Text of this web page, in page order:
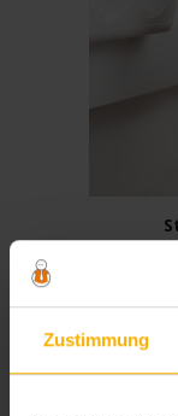
Zustimmung
Den Stromanbieter
kostenlosen